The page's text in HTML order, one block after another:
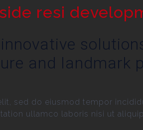
resi
and landmark
sed do eiusmod tempor
ullamco laboris nisi ut